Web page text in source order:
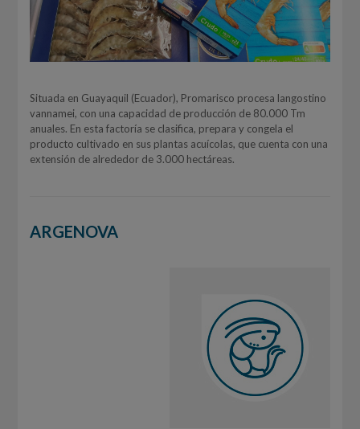
Situada en Guayaquil (Ecuador), Promarisco procesa langostino
vannamei, con una capacidad de producción de 80.000 Tm
anuales. En esta factoría se clasifica, prepara y congela el
producto cultivado en sus plantas acuícolas, que cuenta con una
extensión de alrededor de 3.000 hectáreas.
ARGENOVA